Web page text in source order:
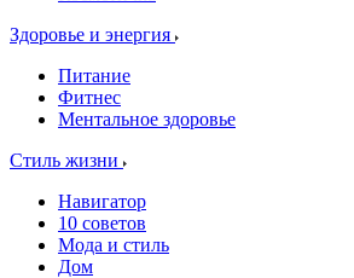
Здоровье и энергия
Питание
Фитнес
Ментальное здоровье
Стиль жизни
Навигатор
10 советов
Мода и стиль
Дом